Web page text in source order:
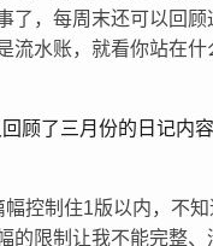
了，每周末还可以回
水账，就看你站在什
顾了三月份的日记内
控制住1版以内，不
的限制让我不能完整